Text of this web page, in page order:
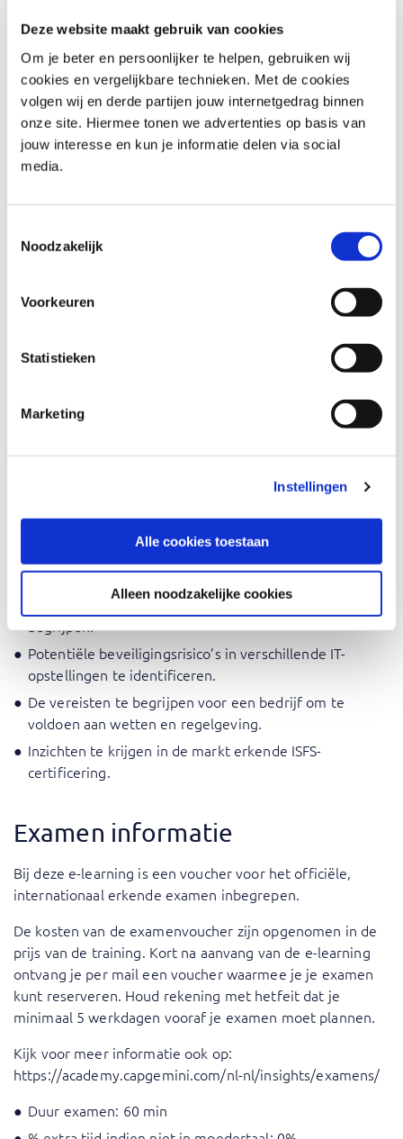
Deze website maakt gebruik van cookies
Om je beter en persoonlijker te helpen, gebruiken wij
cookies en vergelijkbare technieken. Met de cookies
volgen wij en derde partijen jouw internetgedrag binnen
onze site. Hiermee tonen we advertenties op basis van
jouw interesse en kun je informatie delen via social
media.
Noodzakelijk
Voorkeuren
Statistieken
Marketing
Instellingen
Alle cookies toestaan
Alleen noodzakelijke cookies
Voor wie is Information Security
Foundation (ISFS) e-learning
IT-professionals: Krijg een solide begrip van
informatiebeveiligingsprincipes.
Compliance Officers: Leer over de vereisten om te
voldoen aan wetten en regelgeving.
beschermen.
beveiligingsrisico’s in verschillende netwerken.
beveiligingsrisico’s en mitigatiestrategieën in cloud
Er zijn geen specifieke vereisten voor deze cursus. Een
Doelstellingen
Aan het einde van de training zult u in staat zijn om:
De basisprincipes van informatiebeveiliging te
begrijpen.
Potentiële beveiligingsrisico’s in verschillende IT-
opstellingen te identificeren.
De vereisten te begrijpen voor een bedrijf om te
voldoen aan wetten en regelgeving.
Inzichten te krijgen in de markt erkende ISFS-
certificering.
Examen informatie
Bij deze e-learning is een voucher voor het officiële,
internationaal erkende examen inbegrepen.
De kosten van de examenvoucher zijn opgenomen in de
prijs van de training. Kort na aanvang van de e-learning
ontvang je per mail een voucher waarmee je je examen
kunt reserveren. Houd rekening met hetfeit dat je
minimaal 5 werkdagen vooraf je examen moet plannen.
Kijk voor meer informatie ook op:
https://academy.capgemini.com/nl-nl/insights/examens/
Duur examen: 60 min